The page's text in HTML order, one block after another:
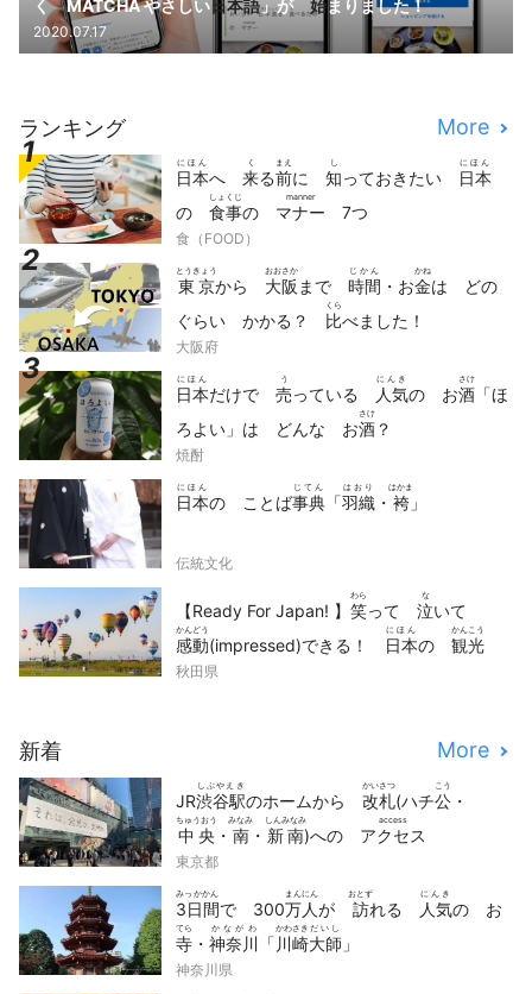
く MATCHA やさしい 日本語」が 始まりました！
2020.07.17
ランキング More
日本
にほん
へ 来
く
る前
まえ
に 知
し
っておきたい 日本
にほん
の 食事
しょくじ
の マナー
manner
7つ
食（FOOD）
東京
とうきょう
から 大阪
おおさか
まで 時間
じかん
・お金
かね
は どの
ぐらい かかる？ 比
くら
べました！
大阪府
日本
にほん
だけで 売
う
っている 人気
にんき
の お酒
さけ
「ほ
ろよい」は どんな お酒
さけ
？
焼酎
日本
にほん
の ことば事典
じてん
「羽織
はおり
・ 袴
はかま
」
伝統文化
【Ready For Japan! 】 笑
わら
って 泣
な
いて
感動
かんどう
(impressed)できる！ 日本
にほん
の 観光
かんこう
動画
どうが
10
秋田県
新着 More
JR渋谷駅
しぶやえき
のホームから 改札
かいさつ
(ハチ公
こう
・
中央
ちゅうおう
・ 南
みなみ
・ 新南
しんみなみ
)への アクセス
access
東京都
3日間
みっかかん
で 300万人
まんにん
が 訪
おとず
れる 人気
にんき
の お
寺
てら
・ 神奈川
かながわ
「 川崎
かわさき
大師
だいし
」
神奈川県